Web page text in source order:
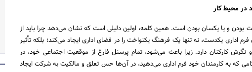
در محیط کار
بودن و یا یکسان بودن است. همین کلمه، اولین دلیلی است که نشان می‌دهد چرا باید از
اداری یکدست، نه تنها یک فرهنگ یکنواخت را در فضای اداری ایجاد می‌کند؛ بلکه تأثیر
کارکنان دارد. زیرا باعث می‌شود، تمام پرسنل فارغ از موقعیت اجتماعی خود، در
که به کارمندان خود فرم اداری می‌دهید، در آن‌ها حس تعلق و مالکیت به شرکت ایجاد